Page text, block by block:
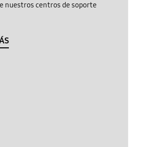
nuestros centros de soporte